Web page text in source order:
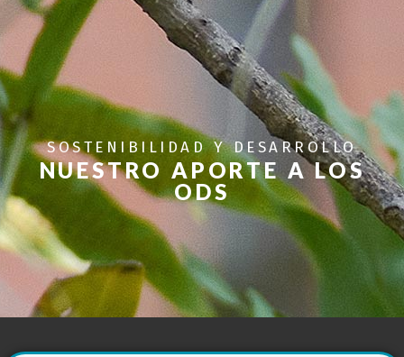
SOSTENIBILIDAD Y DESARROLLO
NUESTRO APORTE A LOS
ODS